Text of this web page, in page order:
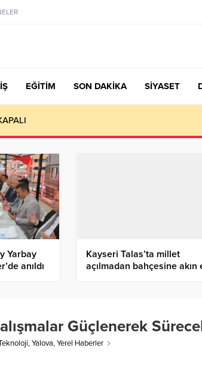
EĞİTİM SON DAKİKA SİYASET
Yarbay
anıldı
Kayseri Talas’ta millet
açılmadan bahçesine akın
Güçlenerek
,Yalova,Yerel Haberler